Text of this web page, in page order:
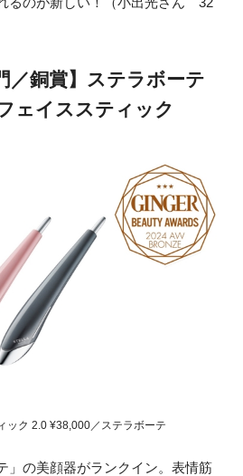
／銅賞】ステラボーテ
ェイススティック
ック 2.0 ¥38,000／ステラボーテ
」の美顔器がランクイン。表情筋